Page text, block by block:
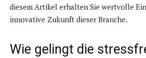
diesem Artikel erhalten Sie wertvolle
innovative Zukunft dieser Branche.
Wie gelingt die